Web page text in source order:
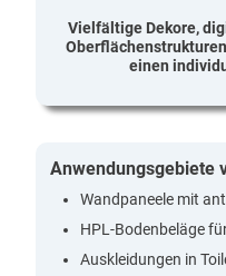
Vielfältige Dekore,
einen
Anwendungsgebiete
Wandpaneele mit
HPL-Bodenbeläge
Auskleidungen in